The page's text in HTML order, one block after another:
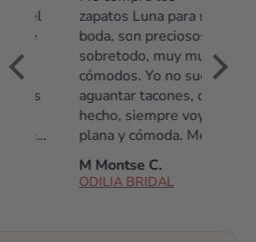
zapatos Luna para mi
boda, son preciosos y
sobretodo, muy muy
cómodos. Yo no suelo
aguantar tacones, de
hecho, siempre voy
plana y cómoda. Me
daba miedo no
aguantarlos pero son
M Montse C.
ODILIA BRIDAL
poco